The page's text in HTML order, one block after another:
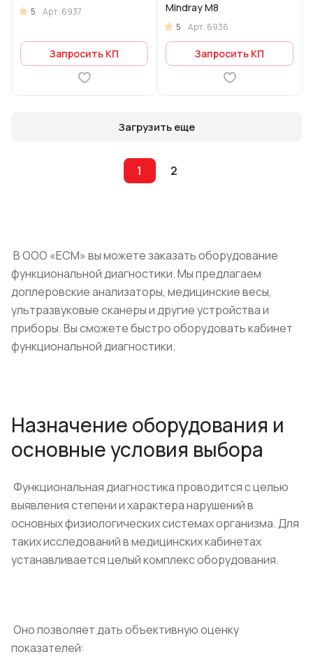
5 Арт. 6937
Запросить КП
Mindray M8
5 Арт. 6936
Запросить КП
Загрузить еще
1 2
В ООО «ЕСМ» вы можете заказать оборудование
функциональной диагностики. Мы предлагаем
доплеровские анализаторы, медицинские весы,
ультразвуковые сканеры и другие устройства и
приборы. Вы сможете быстро оборудовать кабинет
функциональной диагностики.
Назначение оборудования и
основные условия выбора
Функциональная диагностика проводится с целью
выявления степени и характера нарушений в
основных физиологических системах организма. Для
таких исследований в медицинских кабинетах
устанавливается целый комплекс оборудования.
Оно позволяет дать объективную оценку
показателей: